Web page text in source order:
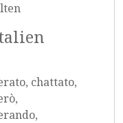
chattato,